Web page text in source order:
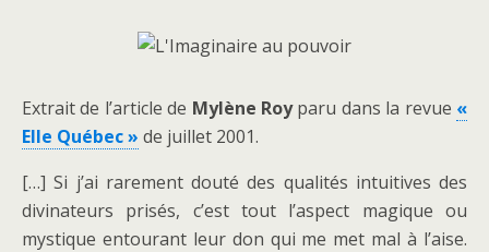
Extrait de l’article de Mylène Royparu dans la revue «
Elle Québec » de juillet 2001.
[…] Si j’ai rarement douté des qualités intuitives des
divinateurs prisés, c’est tout l’aspect magique ou
mystique entourant leur don qui me met mal à l’aise.